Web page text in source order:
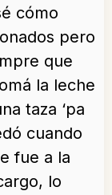
cómo
pero
que
la leche
taza ‘pa
cuando
fue a la
lo